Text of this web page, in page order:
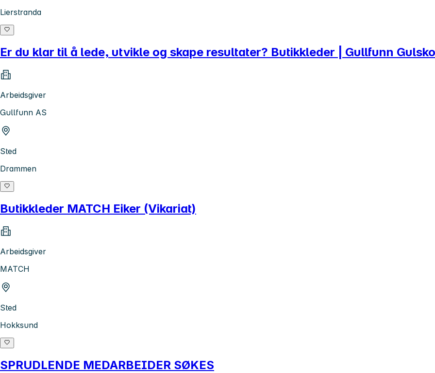
Lierstranda
Er du klar til å lede, utvikle og skape resultater? Butikkleder | Gullfunn
Arbeidsgiver
Gullfunn AS
Sted
Drammen
Butikkleder MATCH Eiker (Vikariat)
Arbeidsgiver
MATCH
Sted
Hokksund
SPRUDLENDE MEDARBEIDER SØKES